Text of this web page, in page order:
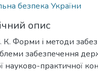
безпека України
опис
Форми і методи
забезпечення
науково-практичної